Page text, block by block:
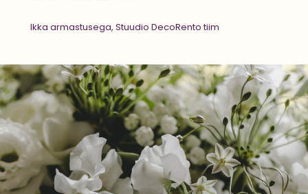
Ikka armastusega, Stuudio DecoRento tiim